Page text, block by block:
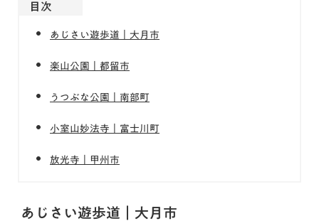
目次
あじさい遊歩道｜大月市
楽山公園｜都留市
うつぶな公園｜南部町
小室山妙法寺｜富士川町
放光寺｜甲州市
あじさい遊歩道｜大月市